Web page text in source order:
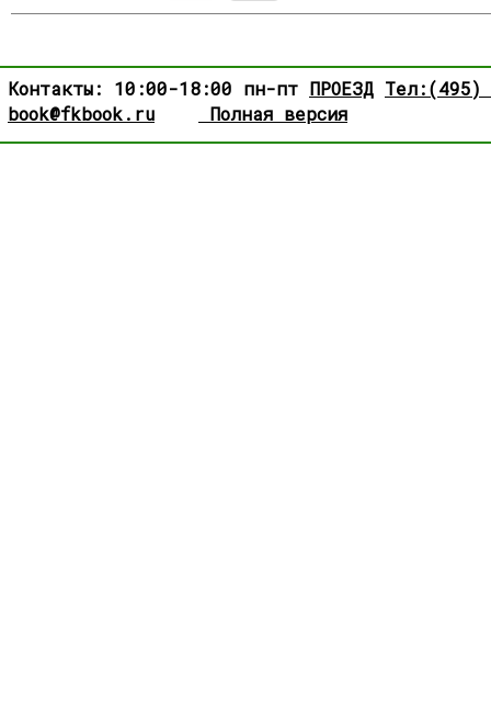
Контакты: 10:00-18:00 пн-пт ПРОЕЗД Тел:(495)
book@fkbook.ru
Полная версия